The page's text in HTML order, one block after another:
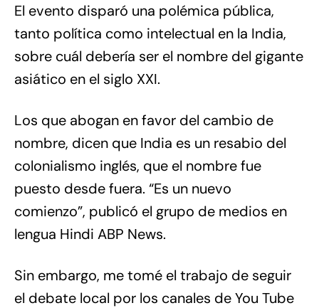
El evento disparó una polémica pública,
tanto política como intelectual en la India,
sobre cuál debería ser el nombre del gigante
asiático en el siglo XXI.
Los que abogan en favor del cambio de
nombre, dicen que India es un resabio del
colonialismo inglés, que el nombre fue
puesto desde fuera. “Es un nuevo
comienzo”, publicó el grupo de medios en
lengua Hindi ABP News.
Sin embargo, me tomé el trabajo de seguir
el debate local por los canales de You Tube